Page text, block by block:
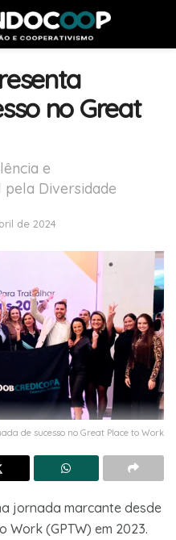
no Great
e
Diversidade
de 2024
de sucesso no Great Place to Work
jornada marcante desde
(GPTW) em 2023.